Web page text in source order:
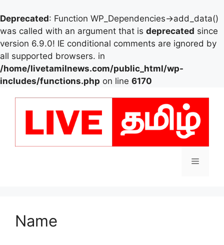
Deprecated: Function WP_Dependencies->add_data()
was called with an argument that is deprecated since
version 6.9.0! IE conditional comments are ignored by
all supported browsers. in
/home/livetamilnews.com/public_html/wp-
includes/functions.php on line 6170
Menu
Name